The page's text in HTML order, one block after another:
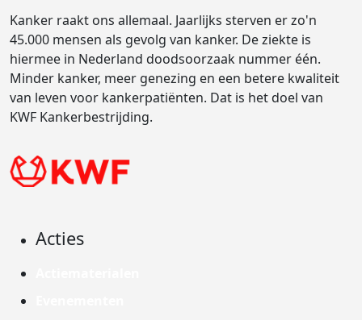
Kanker raakt ons allemaal. Jaarlijks sterven er zo'n
45.000 mensen als gevolg van kanker. De ziekte is
hiermee in Nederland doodsoorzaak nummer één.
Minder kanker, meer genezing en een betere kwaliteit
van leven voor kankerpatiënten. Dat is het doel van
KWF Kankerbestrijding.
Acties